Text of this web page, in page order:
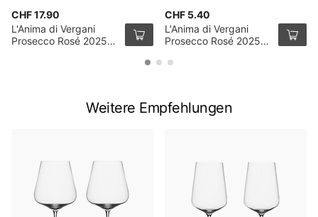
CHF 17.90
L'Anima di Vergani
Prosecco Rosé 2025
CHF 5.40
L'Anima di Vergani
Prosecco Rosé 2025
Weitere Empfehlungen